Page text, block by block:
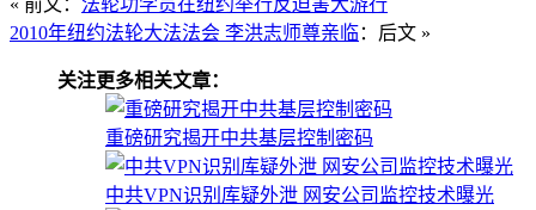
2010年纽约法轮大法法会 李洪志师尊亲临：后文 »
关注更多相关文章：
重磅研究揭开中共基层控制密码
中共VPN识别库疑外泄 网安公司监控技术曝光